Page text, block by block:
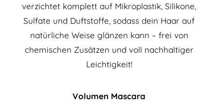
verzichtet komplett auf Mikroplastik, Silikone,
Sulfate und Duftstoffe, sodass dein Haar auf
natürliche Weise glänzen kann – frei von
chemischen Zusätzen und voll nachhaltiger
Leichtigkeit!
Volumen Mascara